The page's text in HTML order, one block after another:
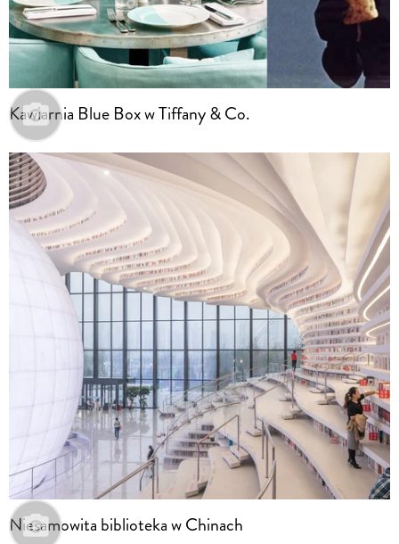
Kawiarnia Blue Box w Tiffany & Co.
Niesamowita biblioteka w Chinach